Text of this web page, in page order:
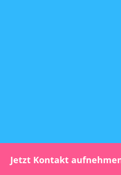
Jetzt Kontakt